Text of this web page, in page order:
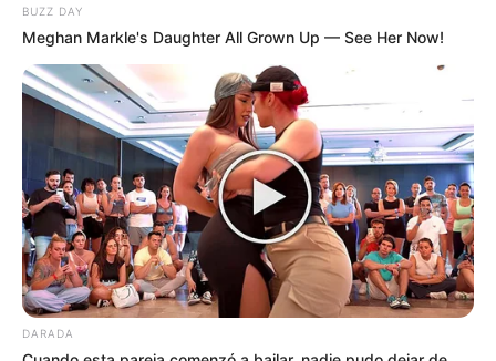
BUZZ DAY
Meghan Markle's Daughter All Grown Up — See Her Now!
DARADA